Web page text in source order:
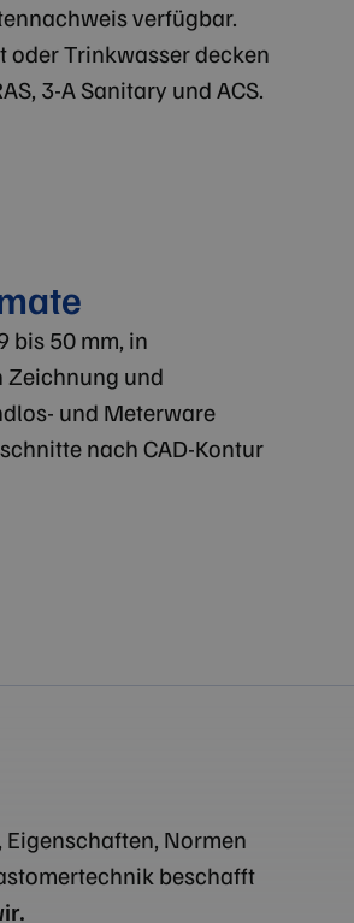
verfügbar.
oder Trinkwasser decken
3-A Sanitary und ACS.
bis 50 mm, in
und
und Meterware
nach CAD-Kontur
Normen
beschafft